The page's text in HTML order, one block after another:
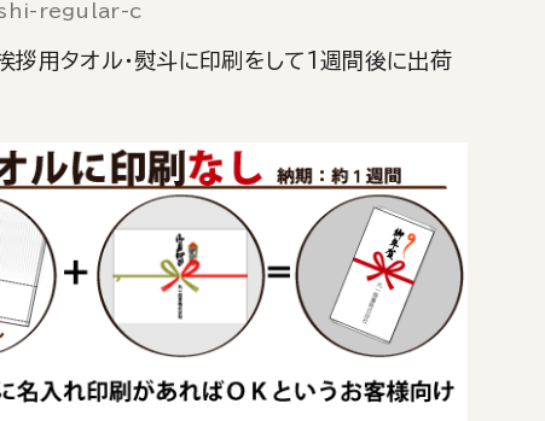
regular-c
挨拶用タオル・熨斗に印刷をして1週間後に出荷